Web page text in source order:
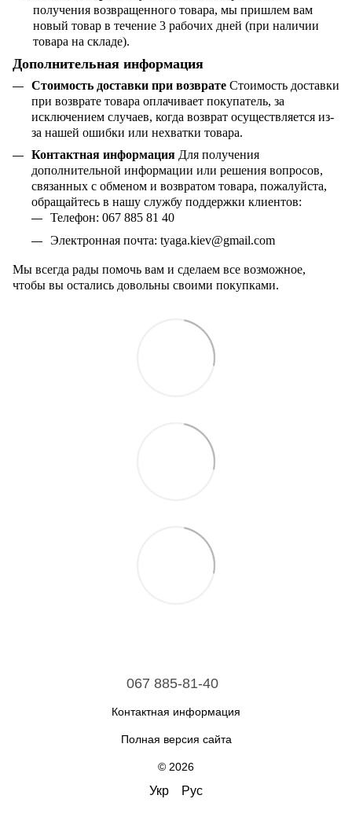
получения возвращенного товара, мы пришлем вам
новый товар в течение 3 рабочих дней (при наличии
товара на складе).
Дополнительная информация
Стоимость доставки при возврате Стоимость доставки
при возврате товара оплачивает покупатель, за
исключением случаев, когда возврат осуществляется из-
за нашей ошибки или нехватки товара.
Контактная информация Для получения
дополнительной информации или решения вопросов,
связанных с обменом и возвратом товара, пожалуйста,
обращайтесь в нашу службу поддержки клиентов:
Телефон: 067 885 81 40
Электронная почта: tyaga.kiev@gmail.com
Мы всегда рады помочь вам и сделаем все возможное,
чтобы вы остались довольны своими покупками.
067 885-81-40
Контактная информация
Полная версия сайта
© 2026
Укр Рус